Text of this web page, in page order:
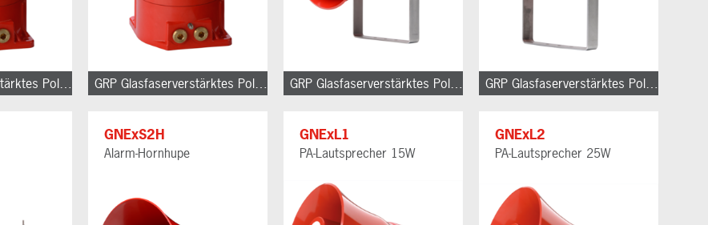
GRP Glasfaserverstärktes Polyester GRP Glasfaserverstärktes Polyester GRP Glasfaserverstärktes Polyester GRP Glasfaserverstärktes Polyester
GNExS2H
Alarm-Hornhupe
GNExL1
PA-Lautsprecher 15W
GNExL2
PA-Lautsprecher 25W